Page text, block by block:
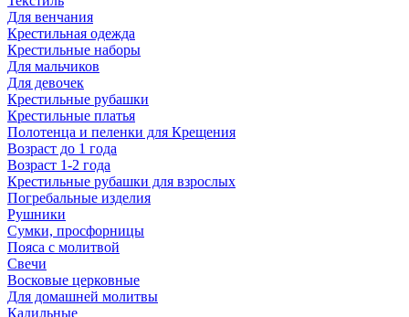
Для венчания
Крестильная одежда
Крестильные наборы
Для мальчиков
Для девочек
Крестильные рубашки
Крестильные платья
Полотенца и пеленки для Крещения
Возраст до 1 года
Возраст 1-2 года
Крестильные рубашки для взрослых
Погребальные изделия
Рушники
Сумки, просфорницы
Пояса с молитвой
Свечи
Восковые церковные
Для домашней молитвы
Кадильные